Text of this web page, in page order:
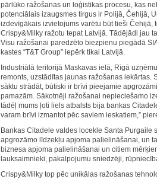
pārlūko ražošanas un loģistikas procesu, kas
potenciālais izaugsmes tirgus ir Polijā, Čehijā,
izdevīgākais izvietojums varētu būt tieši Čehijā,
Crispy&Milky ražotu tepat Latvijā. Tādējādi jau
Visu ražošanai paredzēto biezpienu piegādā
kastes “T&T Group” iepērk tikai Latvijā.
Industriālā teritorijā Maskavas ielā, Rīgā
remonts, uzstādītas jaunas ražošanas iekārtas.
sāktu strādāt, būtiski ir brīvi pieejamie
pamazām. Sākotnēji ražošanai nepieciešamo
tādēļ mums ļoti liels atbalsts bija bankas
varam brīvi izmantot pēc saviem ieskatiem,”
Bankas Citadele valdes locekle Santa Purgaile
apgrozāmo līdzekļu apjoma palielināšanai, un
biznesa apjoma palielināšanai un citiem
lauksaimnieki, pakalpojumu sniedzēji,
Crispy&Milky top pēc unikālas ražošanas